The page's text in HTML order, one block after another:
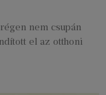
nem csupán
el az otthoni